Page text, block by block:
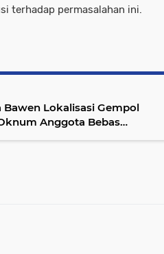
terhadap permasalahan ini.
Bawen Lokalisasi Gempol
Anggota Bebas